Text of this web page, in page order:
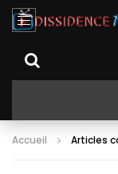
Accueil Articles